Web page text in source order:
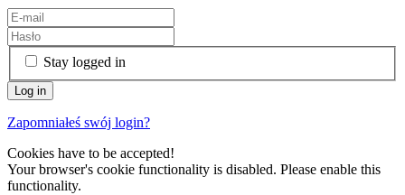
Stay logged in
Zapomniałeś swój login?
Cookies have to be accepted!
Your browser's cookie functionality is disabled. Please enable this
functionality.